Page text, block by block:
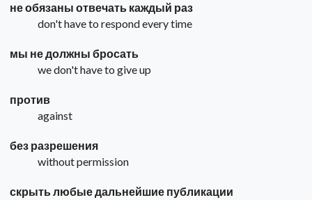
не обязаны отвечать каждый раз
don't have to respond every time
мы не должны бросать
we don't have to give up
против
against
без разрешения
without permission
скрыть любые дальнейшие публикации